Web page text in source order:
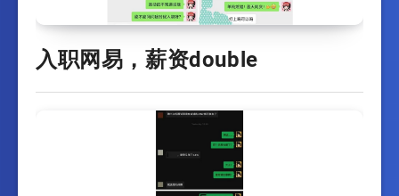
入职网易，薪资double